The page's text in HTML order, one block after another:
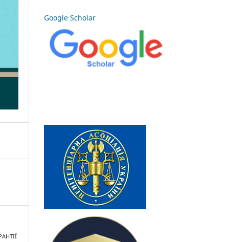
Google Scholar